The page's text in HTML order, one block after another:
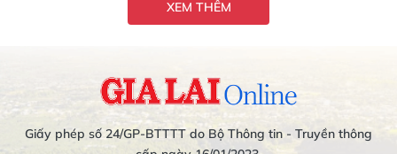
XEM THÊM
Giấy phép số 24/GP-BTTTT do Bộ Thông tin - Truyền thông